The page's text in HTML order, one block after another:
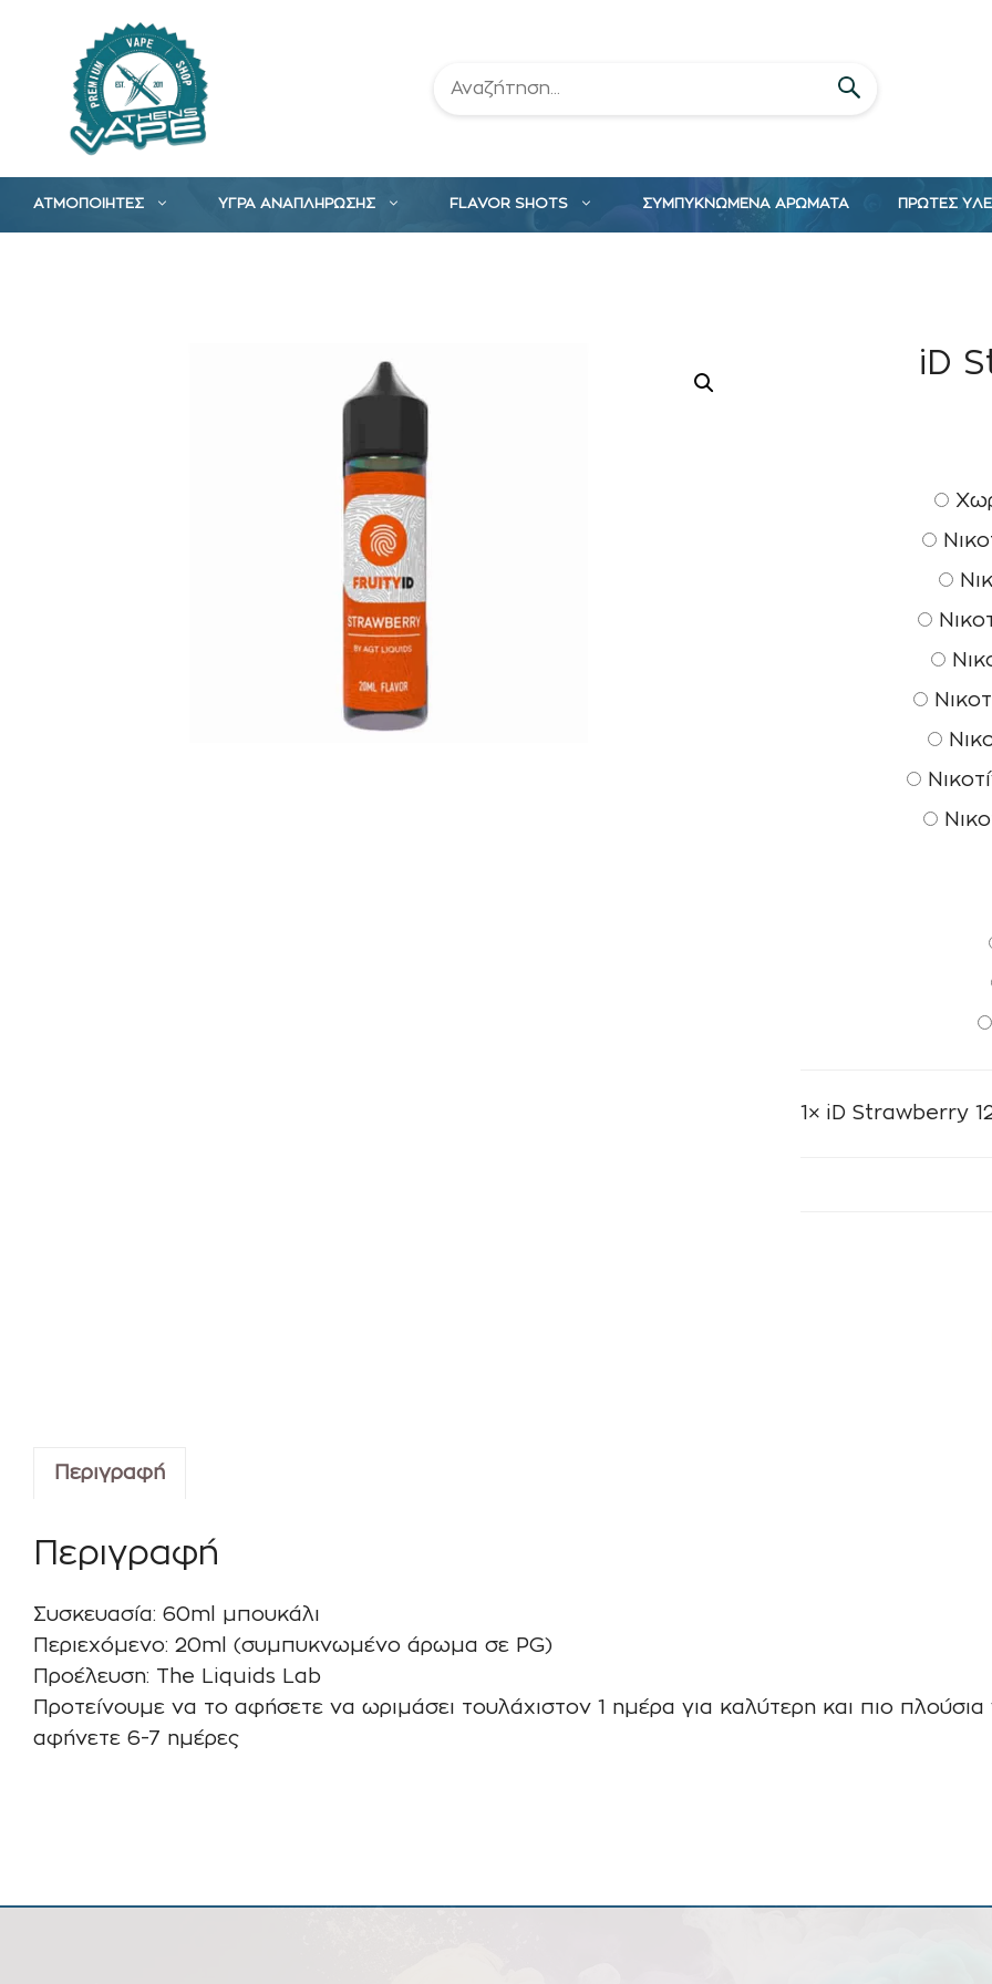
περιεχόμενο
ΑΤΜΟΠΟΙΗΤΕΣ ΥΓΡΑ ΑΝΑΠΛΗΡΩΣΗΣ FLAVOR SHOTS ΣΥΜΠΥΚΝΩΜΕΝΑ ΑΡΩΜΑΤΑ ΠΡΩΤΕΣ
iD
1× iD Strawberry
Περιγραφή
Περιγραφή
Συσκευασία: 60ml μπουκάλι
Περιεχόμενο: 20ml (συμπυκνωμένο άρωμα σε PG)
Προέλευση: The Liquids Lab
Προτείνουμε να το αφήσετε να ωριμάσει τουλάχιστον 1 ημέρα για καλύτερη και πιο
αφήνετε 6-7 ημέρες